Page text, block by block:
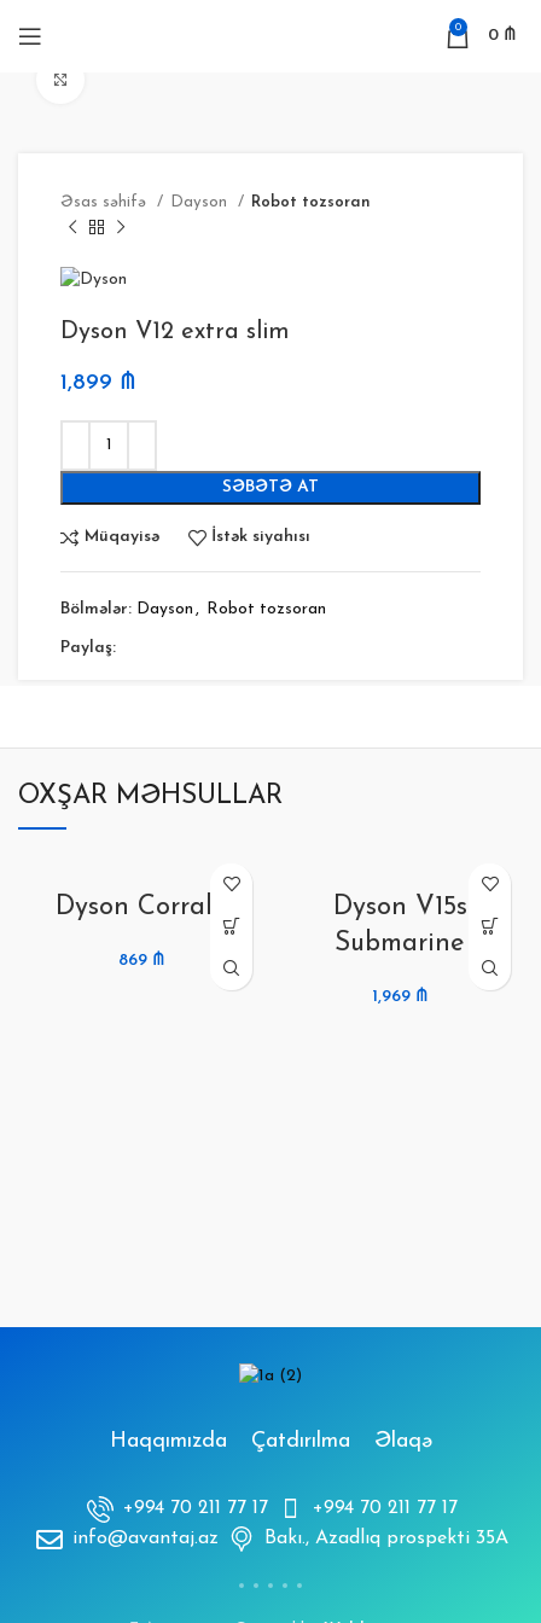
0 0 ₼
Əsas səhifə Dayson Robot tozsoran
Dyson V12 extra slim
1,899 ₼
SƏBƏTƏ AT
Müqayisə İstək siyahısı
Bölmələr: Dayson , Robot tozsoran
Paylaş:
OXŞAR MƏHSULLAR
Dyson Corrale
869 ₼
Dyson V15s
Submarine
1,969 ₼
Haqqımızda Çatdırılma Əlaqə
+994 70 211 77 17
+994 70 211 77 17
info@avantaj.az
Bakı., Azadlıq prospekti 35A